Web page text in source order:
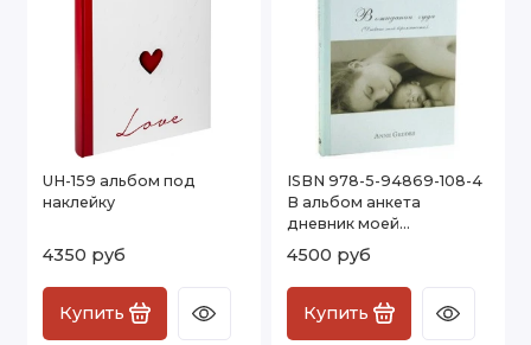
UH-159 альбом под
наклейку
4350 руб
Купить
ISBN 978-5-94869-108-4
В альбом анкета
дневник моей
беременности Анне
Геддес
4500 руб
Купить